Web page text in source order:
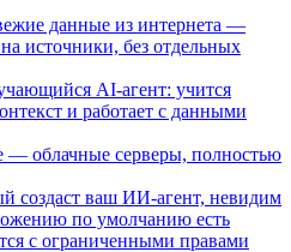
данные из интернета —
источники, без отдельных
AI-агент: учится
и работает с данными
— облачные серверы, полностью
создаст ваш ИИ-агент, невидим
по умолчанию есть
с ограниченными правами